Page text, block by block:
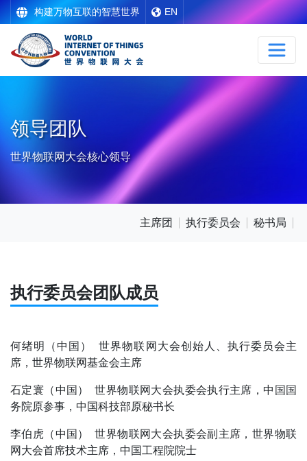
构建万物互联的智慧世界 EN
领导团队
世界物联网大会核心领导
主席团 执行委员会 秘书局
执行委员会团队成员
何绪明（中国） 世界物联网大会创始人、执行委员会主
席，世界物联网基金会主席
石定寰（中国） 世界物联网大会执委会执行主席，中国国
务院原参事，中国科技部原秘书长
李伯虎（中国） 世界物联网大会执委会副主席，世界物联
网大会首席技术主席，中国工程院院士